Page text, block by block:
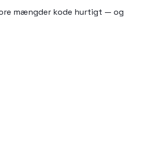
mængder kode hurtigt — og